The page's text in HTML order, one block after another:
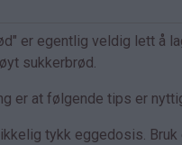
er egentlig veldig lett å
sukkerbrød.
er at følgende tips er
tykk eggedosis.